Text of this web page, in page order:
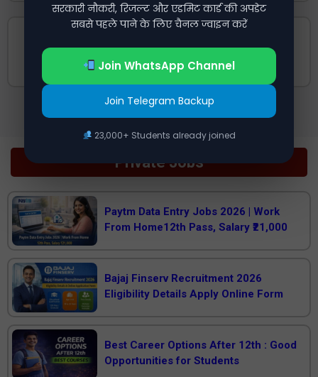
Sarkari Teacher Vacancy 2024: 12वीं
पास जेबीटी पद के लिए 1456 वैकेंसी निकली,
नोटिफिकेशन हुआ जारी, देखिए पूरी जानकारी
Private Jobs
Paytm Data Entry Jobs 2026 | Work
From Home12th Pass, Salary ₹21,000
Bajaj Finserv Recruitment 2026
Eligibility Details Apply Online Form
Best Career Options After 12th : Good
Opportunities for Students
सरकारी नौकरी, रिजल्ट और एडमिट कार्ड की अपडेट
सबसे पहले पाने के लिए चैनल ज्वाइन करें
Join WhatsApp Channel
Join Telegram Backup
23,000+ Students already joined